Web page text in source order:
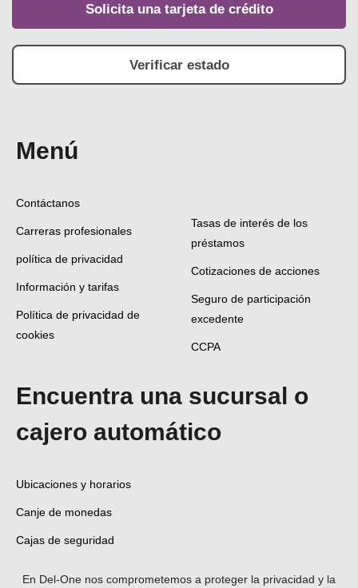
Solicita una tarjeta de crédito
Verificar estado
Menú
Contáctanos
Carreras profesionales
política de privacidad
Información y tarifas
Política de privacidad de
cookies
Tasas de interés de los
préstamos
Cotizaciones de acciones
Seguro de participación
excedente
CCPA
Encuentra una sucursal o
cajero automático
Ubicaciones y horarios
Canje de monedas
Cajas de seguridad
En Del-One nos comprometemos a proteger la privacidad y la